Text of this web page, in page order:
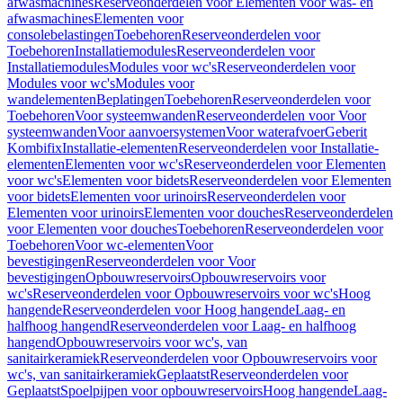
afwasmachinesElementen voor
consolebelastingenToebehorenReserveonderdelen voor
ToebehorenInstallatiemodulesReserveonderdelen voor
InstallatiemodulesModules voor wc'sReserveonderdelen voor
Modules voor wc'sModules voor
wandelementenBeplatingenToebehorenReserveonderdelen voor
ToebehorenVoor systeemwandenReserveonderdelen voor Voor
systeemwandenVoor aanvoersystemenVoor waterafvoerGeberit
KombifixInstallatie-elementenReserveonderdelen voor Installatie-
elementenElementen voor wc'sReserveonderdelen voor Elementen
voor wc'sElementen voor bidetsReserveonderdelen voor Elementen
voor bidetsElementen voor urinoirsReserveonderdelen voor
Elementen voor urinoirsElementen voor douchesReserveonderdelen
voor Elementen voor douchesToebehorenReserveonderdelen voor
ToebehorenVoor wc-elementenVoor
bevestigingenReserveonderdelen voor Voor
bevestigingenOpbouwreservoirsOpbouwreservoirs voor
wc'sReserveonderdelen voor Opbouwreservoirs voor wc'sHoog
hangendeReserveonderdelen voor Hoog hangendeLaag- en
halfhoog hangendReserveonderdelen voor Laag- en halfhoog
hangendOpbouwreservoirs voor wc's, van
sanitairkeramiekReserveonderdelen voor Opbouwreservoirs voor
wc's, van sanitairkeramiekGeplaatstReserveonderdelen voor
GeplaatstSpoelpijpen voor opbouwreservoirsHoog hangendeLaag-